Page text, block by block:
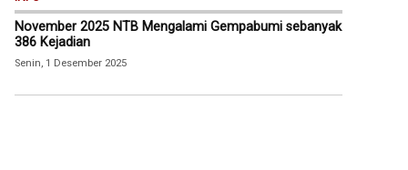
November 2025 NTB Mengalami Gempabumi sebanyak
386 Kejadian
Senin, 1 Desember 2025